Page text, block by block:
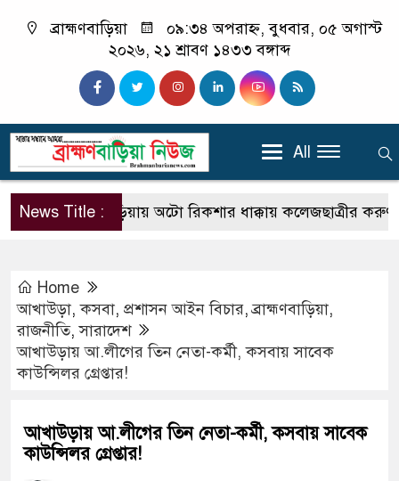
ব্রাহ্মণবাড়িয়া
০৯:৩৪ অপরাহ্ন, বুধবার, ০৫ অগাস্ট
২০২৬, ২১ শ্রাবণ ১৪৩৩ বঙ্গাব্দ
All
News Title :
ব্রাহ্মণবাড়িয়ায় অটো রিকশার ধাক্কায় কলেজছাত্রীর করুণ মৃত্যু।
Home
আখাউড়া,কসবা, প্রশাসন আইন বিচার,ব্রাহ্মণবাড়িয়া,
রাজনীতি,সারাদেশ
আখাউড়ায় আ.লীগের তিন নেতা-কর্মী, কসবায় সাবেক
কাউন্সিলর গ্রেপ্তার!
আখাউড়ায় আ.লীগের তিন নেতা-কর্মী, কসবায় সাবেক
কাউন্সিলর গ্রেপ্তার!